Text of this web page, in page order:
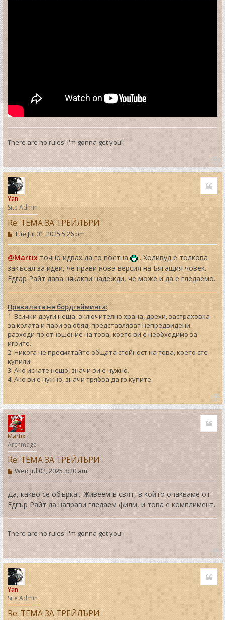
There are no rules! I'm gonna get you!
T
o
p
Yan
Site Admin
Re: ТЕМА ЗА ТРЕЙЛЪРИ
P
o
s
t
Tue Jul 01, 2025 5:26 pm
@Martixточно идвах да го постна
. Холивуд е толкова
закъсал за идеи, че прави нова версия на Бягащия човек.
Едгар Райт дава някакви надежди, че може и да е гледаемо.
Правилата на бордгейминга:
1. Всички други неща, включително храна, дрехи, застраховка
за колата и пари за обяд, представляват непредвидени
разходи по отношение на това, което ви е необходимо за
игрите.
2. Никога не пресмятайте общата стойност на това, което сте
купили.
3. Ако искате нещо, значи ви е нужно.
4. Ако ви е нужно, значи трябва да го купите.
T
o
p
Martix
Archmage
Re: ТЕМА ЗА ТРЕЙЛЪРИ
P
o
s
t
Wed Jul 02, 2025 3:20 am
Да, какво се обърка... Живеем в свят, в който очакваме от
Едгър Райт да направи гледаем филм, и това е комплимент.
There are no rules! I'm gonna get you!
T
o
p
Yan
Site Admin
Re: ТЕМА ЗА ТРЕЙЛЪРИ